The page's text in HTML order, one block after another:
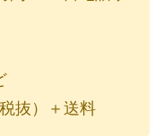
）＋送料